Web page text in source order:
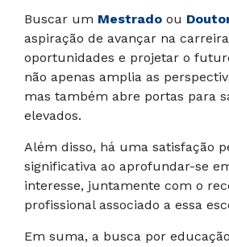
Buscar um Mestrado ou
aspiração de avançar na
oportunidades e projetar o
não apenas amplia as
mas também abre portas para
elevados.
Além disso, há uma satisfação
significativa ao aprofundar-se
interesse, juntamente com o
profissional associado a essa
Em suma, a busca por